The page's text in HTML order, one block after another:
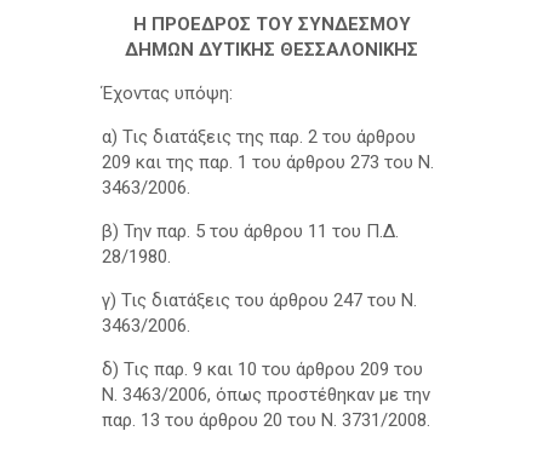
Η ΠΡΟΕΔΡΟΣ ΤΟΥ ΣΥΝΔΕΣΜΟΥ
ΔΗΜΩΝ ΔΥΤΙΚΗΣ ΘΕΣΣΑΛΟΝΙΚΗΣ
Έχοντας υπόψη:
α) Τις διατάξεις της παρ. 2 του άρθρου
209 και της παρ. 1 του άρθρου 273 του Ν.
3463/2006.
β) Την παρ. 5 του άρθρου 11 του Π.Δ.
28/1980.
γ) Τις διατάξεις του άρθρου 247 του Ν.
3463/2006.
δ) Τις παρ. 9 και 10 του άρθρου 209 του
Ν. 3463/2006, όπως προστέθηκαν με την
παρ. 13 του άρθρου 20 του Ν. 3731/2008.